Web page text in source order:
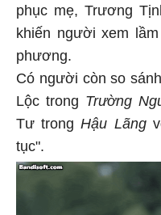
phục mẹ, Trương
khiến người xem
phương.
Có người còn so
Lộc trong Trường
Tư trongHậu Lãng
tục".